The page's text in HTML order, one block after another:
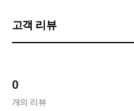
고객 리뷰
0
개의 리뷰